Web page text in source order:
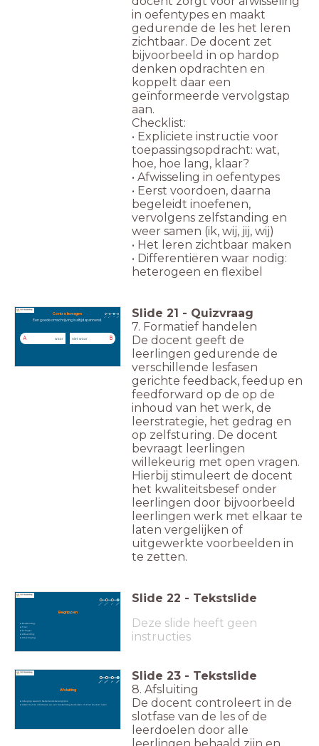
in oefentypes en maakt
gedurende de les het leren
zichtbaar. De docent zet
bijvoorbeeld in op hardop
denken opdrachten en
koppelt daar een
geïnformeerde vervolgstap
aan.
Checklist:
• Expliciete instructie voor
toepassingsopdracht: wat,
hoe, hoe lang, klaar?
• Afwisseling in oefentypes
• Eerst voordoen, daarna
begeleidt inoefenen,
vervolgens zelfstanding en
weer samen (ik, wij, jij, wij)
• Het leren zichtbaar maken
• Differentiëren waar nodig:
heterogeen en flexibel
Een goede omschrijving is altijd spannend.
Controlevragen
A waar B
niet waar
Slide 21 - Quizvraag
7. Formatief handelen
De docent geeft de
leerlingen gedurende de
verschillende lesfasen
gerichte feedback, feedup en
feedforward op de op de
inhoud van het werk, de
leerstrategie, het gedrag en
op zelfsturing. De docent
bevraagt leerlingen
willekeurig met open vragen.
Hierbij stimuleert de docent
het kwaliteitsbesef onder
leerlingen door bijvoorbeeld
leerlingen werk met elkaar te
laten vergelijken of
uitgewerkte voorbeelden in
te zetten.
Begrippen
Boekomslag;
Titel;
Schrijver;
Afbeelding;
Omschrijving.
Slide 22 - Tekstslide
Deze slide heeft geen
instructies
Afsluiting
Ik begrijp waarom Nederlands belangrijk is.
Ik kan met de informatie op een boekomslag bedenken of ik het boek wil lezen.
Slide 23 - Tekstslide
8. Afsluiting
De docent controleert in de
slotfase van de les of de
leerdoelen door alle